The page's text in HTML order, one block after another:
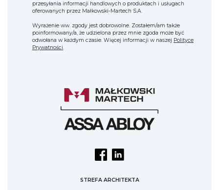
przesyłania informacji handlowych o produktach i usługach
oferowanych przez Małkowski-Martech S.A.
Wyrażenie ww. zgody jest dobrowolne. Zostałem/am także
poinformowany/a, że udzielona przez mnie zgoda może być
odwołana w każdym czasie. Więcej informacji w naszej Polityce
Prywatności
STREFA ARCHITEKTA